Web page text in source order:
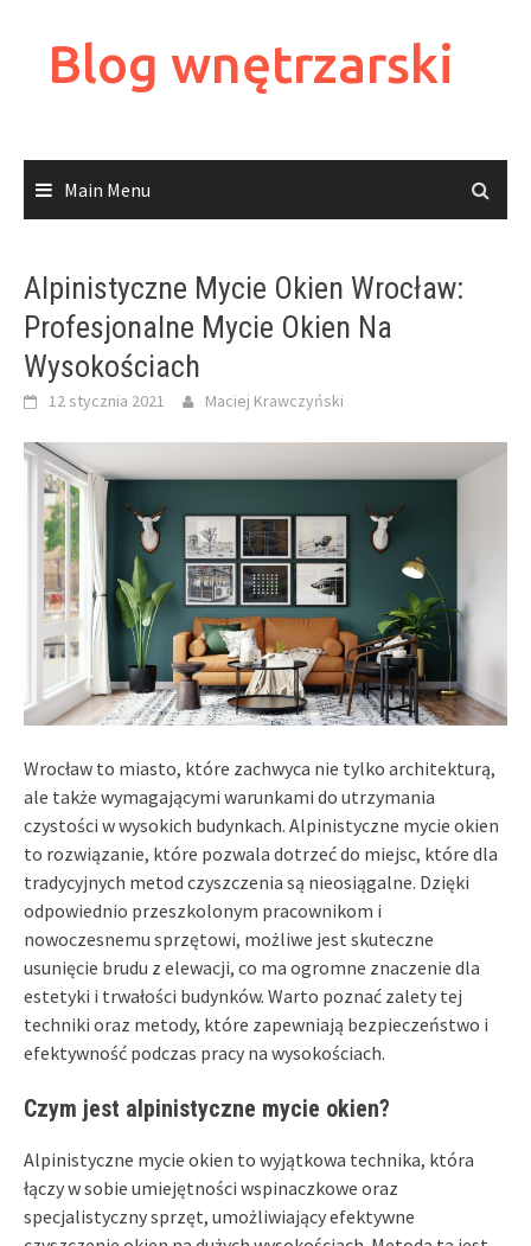
contentBlog wnętrzarski
Main Menu
Alpinistyczne Mycie Okien Wrocław:
Profesjonalne Mycie Okien Na
Wysokościach
12 stycznia 2021 Maciej Krawczyński
Wrocław to miasto, które zachwyca nie tylko architekturą,
ale także wymagającymi warunkami do utrzymania
czystości w wysokich budynkach. Alpinistyczne mycie okien
to rozwiązanie, które pozwala dotrzeć do miejsc, które dla
tradycyjnych metod czyszczenia są nieosiągalne. Dzięki
odpowiednio przeszkolonym pracownikom i
nowoczesnemu sprzętowi, możliwe jest skuteczne
usunięcie brudu z elewacji, co ma ogromne znaczenie dla
estetyki i trwałości budynków. Warto poznać zalety tej
techniki oraz metody, które zapewniają bezpieczeństwo i
efektywność podczas pracy na wysokościach.
Czym jest alpinistyczne mycie okien?
Alpinistyczne mycie okien to wyjątkowa technika, która
łączy w sobie umiejętności wspinaczkowe oraz
specjalistyczny sprzęt, umożliwiający efektywne